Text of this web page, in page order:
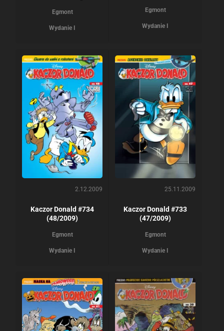
Egmont
Wydanie I
Egmont
Wydanie I
2.12.2009
Kaczor Donald #734
(48/2009)
Egmont
Wydanie I
25.11.2009
Kaczor Donald #733
(47/2009)
Egmont
Wydanie I